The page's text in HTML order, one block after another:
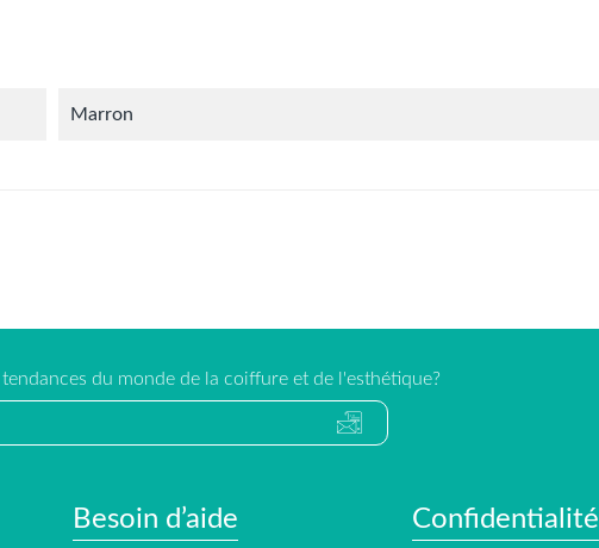
Marron
du monde de la coiffure et de l'esthétique?
Besoin d’aide Confidentialité